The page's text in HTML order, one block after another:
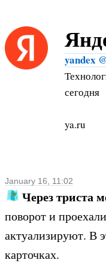
yandex
сегодня
ya.ru
January 16, 11:02
Через триста
поворот и
актуализируют. В
карточках.